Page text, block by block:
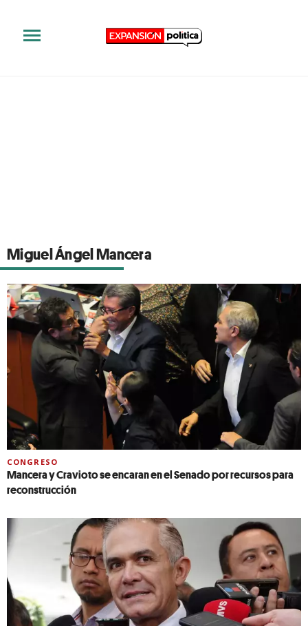
Miguel Ángel Mancera
CONGRESO
Mancera y Cravioto se encaran en el Senado por recursos para
reconstrucción